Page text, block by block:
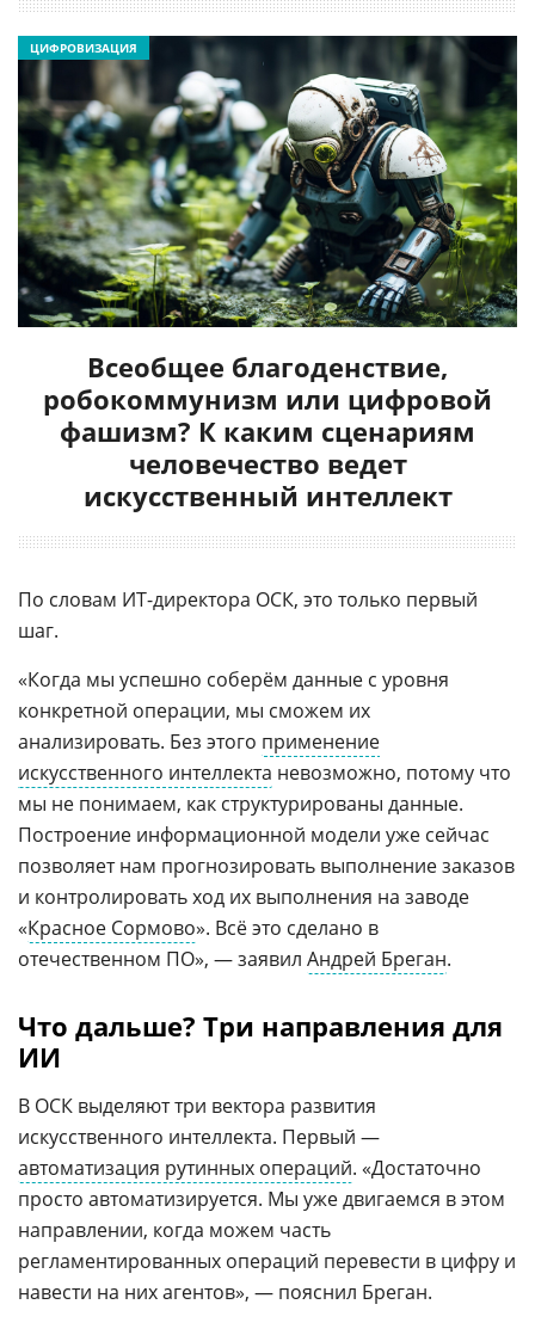
Всеобщее благоденствие,
робокоммунизм или цифровой
фашизм? К каким сценариям
человечество ведет
искусственный интеллект
ЦИФРОВИЗАЦИЯ
По словам ИТ-директора ОСК, это только первый
шаг.
«Когда мы успешно соберём данные с уровня
конкретной операции, мы сможем их
анализировать. Без этого применение
искусственного интеллекта невозможно, потому что
мы не понимаем, как структурированы данные.
Построение информационной модели уже сейчас
позволяет нам прогнозировать выполнение заказов
и контролировать ход их выполнения на заводе
«Красное Сормово». Всё это сделано в
отечественном ПО», — заявил Андрей Бреган.
Что дальше? Три направления для
ИИ
В ОСК выделяют три вектора развития
искусственного интеллекта. Первый —
автоматизация рутинных операций. «Достаточно
просто автоматизируется. Мы уже двигаемся в этом
направлении, когда можем часть
регламентированных операций перевести в цифру и
навести на них агентов», — пояснил Бреган.